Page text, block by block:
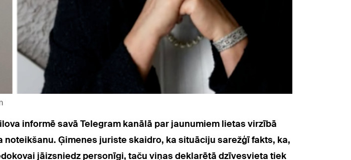
informē savā Telegram kanālā par jaunumiem lietas virzībā
Ģimenes juriste skaidro, ka situāciju sarežģī fakts, ka,
jāizsniedz personīgi, taču viņas deklarētā dzīvesvieta tiek